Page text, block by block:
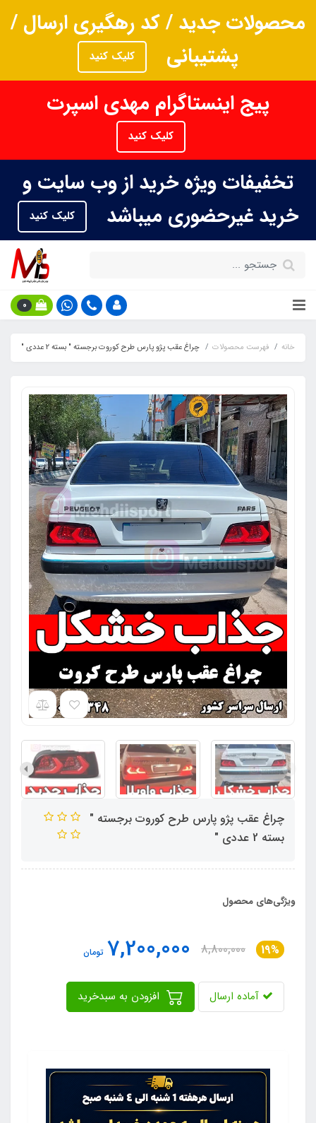
محصولات جدید / کد رهگیری ارسال /
پشتیبانی
کلیک کنید
پیج اینستاگرام مهدی اسپرت
کلیک کنید
تخفیفات ویژه خرید از وب سایت و
خرید غیرحضوری میباشد
کلیک کنید
0
خانه فهرست محصولات چراغ عقب پژو پارس طرح کوروت برجسته " بسته 2 عددی "
چراغ عقب پژو پارس طرح کوروت برجسته "
بسته 2 عددی "
ویژگی‌های محصول
19%
8,800,000
7,200,000 تومان
آماده ارسال